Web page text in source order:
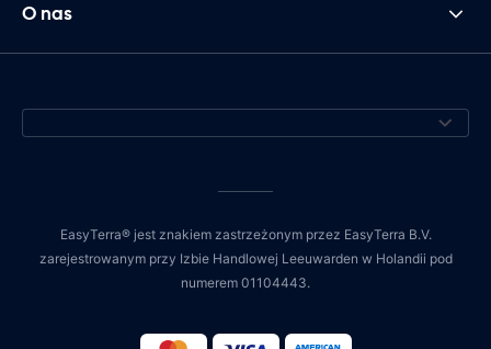
O nas
EasyTerra® jest znakiem zastrzeżonym przez EasyTerra B.V.
zarejestrowanym przy Izbie Handlowej Leeuwarden w Holandii pod
numerem 01104443.